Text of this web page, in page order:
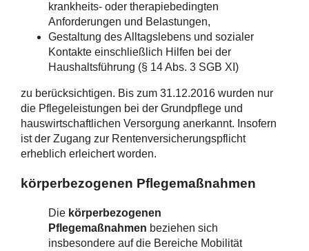
krankheits- oder therapiebedingten
Anforderungen und Belastungen,
Gestaltung des Alltagslebens und sozialer
Kontakte einschließlich Hilfen bei der
Haushaltsführung (§ 14 Abs. 3 SGB XI)
zu berücksichtigen. Bis zum 31.12.2016 wurden nur
die Pflegeleistungen bei der Grundpflege und
hauswirtschaftlichen Versorgung anerkannt. Insofern
ist der Zugang zur Rentenversicherungspflicht
erheblich erleichert worden.
körperbezogenen Pflegemaßnahmen
Die körperbezogenen
Pflegemaßnahmen beziehen sich
insbesondere auf die Bereiche Mobilität